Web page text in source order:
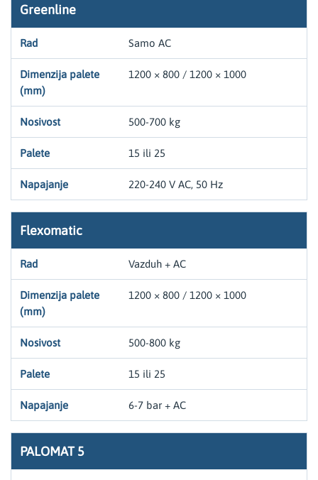
Greenline
Samo AC
1200 × 800 / 1200 × 1000
500-700 kg
15 ili 25
220-240 V AC, 50 Hz
Flexomatic
Vazduh + AC
1200 × 800 / 1200 × 1000
500-800 kg
15 ili 25
6-7 bar + AC
PALOMAT 5